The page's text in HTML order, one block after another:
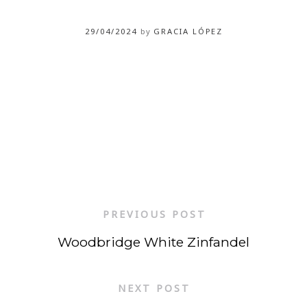
29/04/2024 by GRACIA LÓPEZ
PREVIOUS POST
Woodbridge White Zinfandel
NEXT POST